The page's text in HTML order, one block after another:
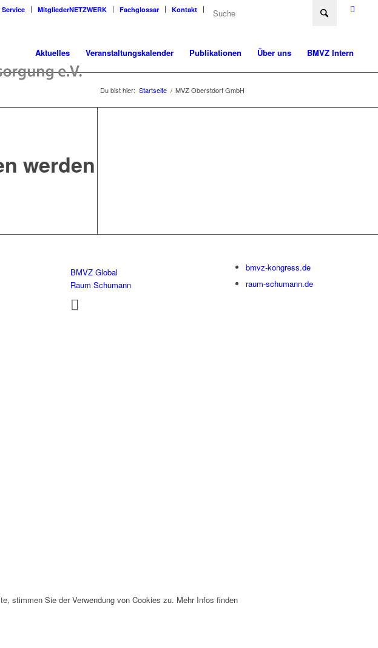
Service MitgliederNETZWERK Fachglossar Kontakt
Aktuelles Veranstaltungskalender Publikationen Über uns BMVZ Intern
Du bist hier: Startseite / MVZ Oberstdorf GmbH
werden
BMVZ Global
Raum Schumann
bmvz-kongress.de
raum-schumann.de
stimmen Sie der Verwendung von Cookies zu. Mehr Infos finden